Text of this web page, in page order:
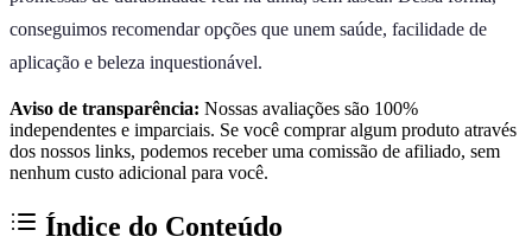
conseguimos recomendar opções que unem saúde, facilidade de
aplicação e beleza inquestionável.
Aviso de transparência: Nossas avaliações são 100%
independentes e imparciais. Se você comprar algum produto através
dos nossos links, podemos receber uma comissão de afiliado, sem
nenhum custo adicional para você.
Índice do Conteúdo